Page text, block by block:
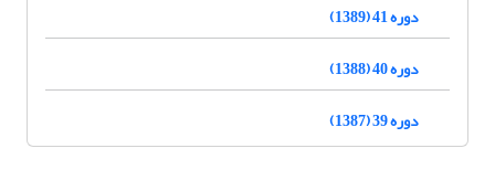
دوره 41 (1389)
دوره 40 (1388)
دوره 39 (1387)